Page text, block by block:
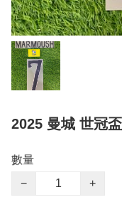
2025 曼城 世冠
數量
−
+